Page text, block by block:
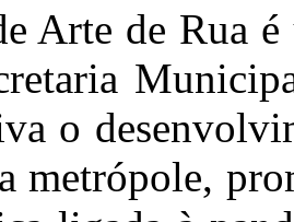
Arte de Rua
o
metrópole,